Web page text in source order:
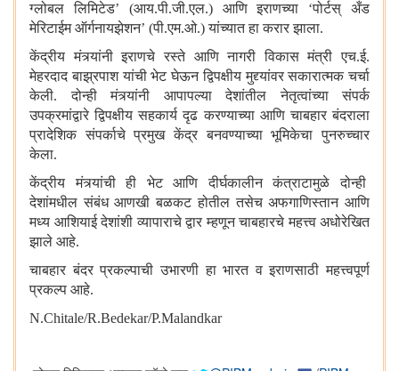
ग्लोबल लिमिटेड’ (आय.पी.जी.एल.) आणि इराणच्या ‘पोर्टस् अँड
मेरिटाईम ऑर्गनायझेशन’ (पी.एम.ओ.) यांच्यात हा करार झाला.
केंद्रीय मंत्र्यांनी इराणचे रस्ते आणि नागरी विकास मंत्री एच.ई.
मेहरदाद बाझ्रपाश यांची भेट घेऊन द्विपक्षीय मुद्द्यांवर सकारात्मक चर्चा
केली. दोन्ही मंत्र्यांनी आपापल्या देशांतील नेतृत्वांच्या संपर्क
उपक्रमांद्वारे द्विपक्षीय सहकार्य दृढ करण्याच्या आणि चाबहार बंदराला
प्रादेशिक संपर्काचे प्रमुख केंद्र बनवण्याच्या भूमिकेचा पुनरुच्चार
केला.
केंद्रीय मंत्र्यांची ही भेट आणि दीर्घकालीन कंत्राटामुळे दोन्ही
देशांमधील संबंध आणखी बळकट होतील तसेच अफगाणिस्तान आणि
मध्य आशियाई देशांशी व्यापाराचे द्वार म्हणून चाबहारचे महत्त्व अधोरेखित
झाले आहे.
चाबहार बंदर प्रकल्पाची उभारणी हा भारत व इराणसाठी महत्त्वपूर्ण
प्रकल्प आहे.
N.Chitale/R.Bedekar/P.Malandkar